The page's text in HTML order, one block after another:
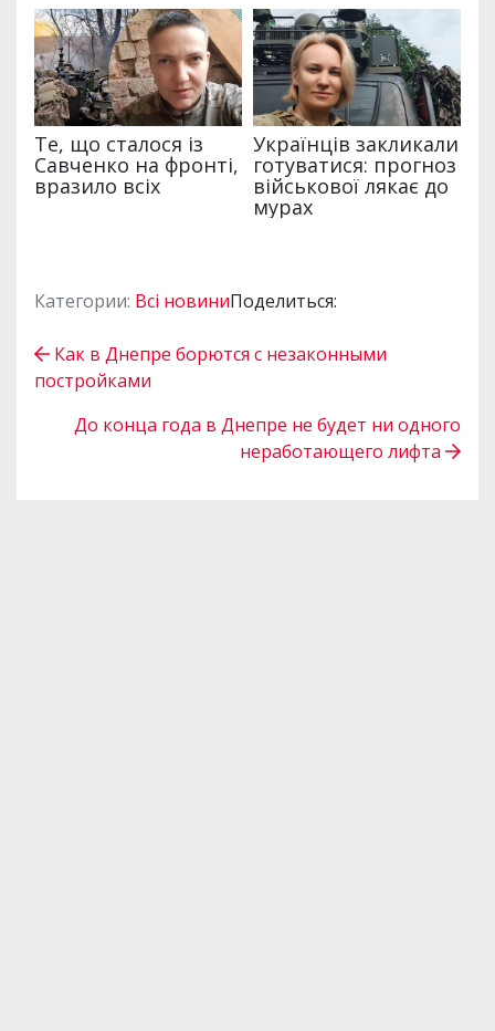
Категории: Всі новиниПоделиться:
Как в Днепре борются с незаконными
постройками
До конца года в Днепре не будет ни одного
неработающего лифта